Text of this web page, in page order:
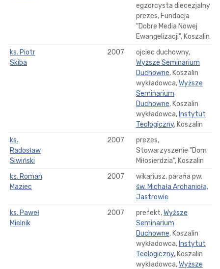
egzorcysta diecezjalny
prezes, Fundacja
"Dobre Media Nowej
Ewangelizacji", Koszalin
ks. Piotr
Skiba
2007
ojciec duchowny,
Wyższe Seminarium
Duchowne, Koszalin
wykładowca,Wyższe
Seminarium
Duchowne, Koszalin
wykładowca, Instytut
Teologiczny, Koszalin
ks.
Radosław
Siwiński
2007
prezes,
Stowarzyszenie "Dom
Miłosierdzia", Koszalin
ks. Roman
Maziec
2007
wikariusz, parafia pw.
św. Michała Archanioła,
Jastrowie
ks. Paweł
Mielnik
2007 prefekt,Wyższe
Seminarium
Duchowne, Koszalin
wykładowca, Instytut
Teologiczny, Koszalin
wykładowca,Wyższe